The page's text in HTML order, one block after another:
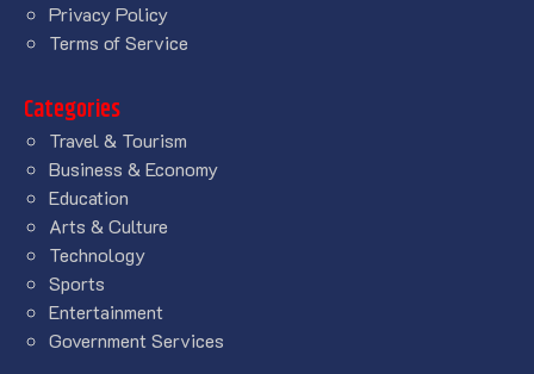
Privacy Policy
Terms of Service
Categories
Travel & Tourism
Business & Economy
Education
Arts & Culture
Technology
Sports
Entertainment
Government Services